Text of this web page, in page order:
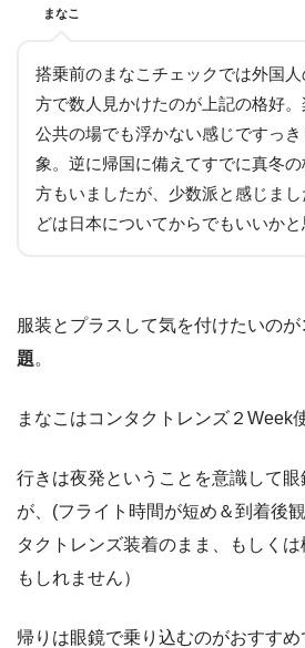
まなこ
搭乗前のまなこチェックでは外国
方で数人見かけたのが上記の格好。
公共の場でも浮かない感じですっ
象。逆に帰国に備えてすでに真冬
方もいましたが、少数派と感じま
どは日本についてからでもいいか
服装とプラスして気を付けたいのが
題。
まなこはコンタクトレンズ２Week
行きは夜発ということを意識して
が、(フライト時間が短め＆到着後
タクトレンズ装着のまま、もしく
もしれません）
帰りは眼鏡で乗り込むのがおすす